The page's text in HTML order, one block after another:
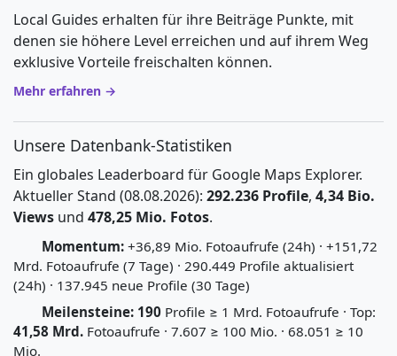
Local Guides erhalten für ihre Beiträge Punkte, mit
denen sie höhere Level erreichen und auf ihrem Weg
exklusive Vorteile freischalten können.
Mehr erfahren →
Unsere Datenbank-Statistiken
Ein globales Leaderboard für Google Maps Explorer.
Aktueller Stand (08.08.2026): 292.236 Profile, 4,34 Bio.
Views und 478,25 Mio. Fotos.
Momentum: +36,89 Mio. Fotoaufrufe (24h) · +151,72
Mrd. Fotoaufrufe (7 Tage) · 290.449 Profile aktualisiert
(24h) · 137.945 neue Profile (30 Tage)
Meilensteine: 190 Profile ≥ 1 Mrd. Fotoaufrufe · Top:
41,58 Mrd. Fotoaufrufe · 7.607 ≥ 100 Mio. · 68.051 ≥ 10
Mio.